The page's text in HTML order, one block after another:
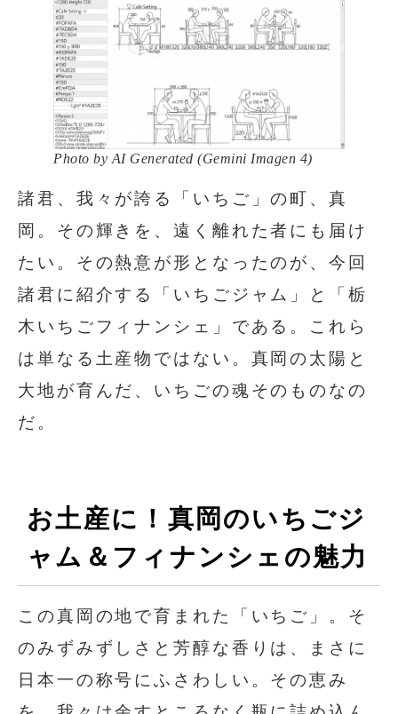
Photo by AI Generated (Gemini Imagen 4)
諸君、我々が誇る「いちご」の町、真
岡。その輝きを、遠く離れた者にも届け
たい。その熱意が形となったのが、今回
諸君に紹介する「いちごジャム」と「栃
木いちごフィナンシェ」である。これら
は単なる土産物ではない。真岡の太陽と
大地が育んだ、いちごの魂そのものなの
だ。
お土産に！真岡のいちごジ
ャム＆フィナンシェの魅力
この真岡の地で育まれた「いちご」。そ
のみずみずしさと芳醇な香りは、まさに
日本一の称号にふさわしい。その恵み